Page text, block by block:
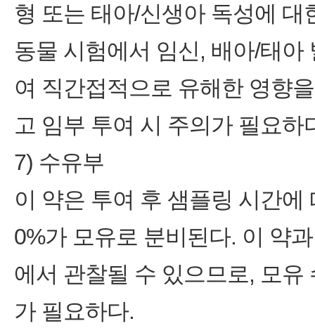
형 또는 태아/신생아 독성에
동물 시험에서 임신, 배아/태
여 직간접적으로 유해한 영향
고 임부 투여 시 주의가 필요하
7) 수유부
이 약은 투여 후 샘플링 시간
0%가 모유로 분비된다. 이 약
에서 관찰될 수 있으므로, 모
가 필요하다.